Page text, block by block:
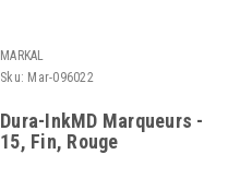
MARKAL
Sku: Mar-096022
Dura-InkMD Marqueurs -
15, Fin, Rouge